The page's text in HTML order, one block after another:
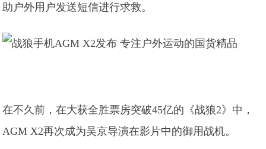
助户外用户发送短信进行求救。
在不久前，在大获全胜票房突破45亿的《战狼2》中，
AGM X2再次成为吴京导演在影片中的御用战机。